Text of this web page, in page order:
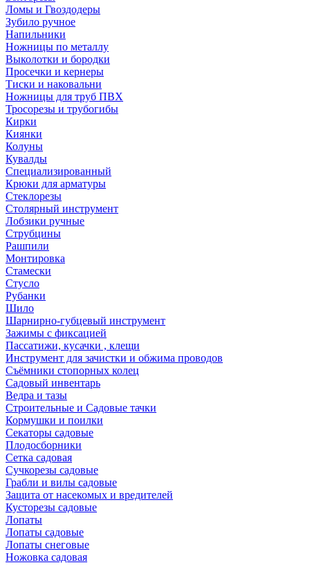
Ломы и Гвоздодеры
Зубило ручное
Напильники
Ножницы по металлу
Выколотки и бородки
Просечки и кернеры
Тиски и наковальни
Ножницы для труб ПВХ
Тросорезы и трубогибы
Кирки
Киянки
Колуны
Кувалды
Специализированный
Крюки для арматуры
Стеклорезы
Столярный инструмент
Лобзики ручные
Струбцины
Рашпили
Монтировка
Стамески
Стусло
Рубанки
Шило
Шарнирно-губцевый инструмент
Зажимы с фиксацией
Пассатижи, кусачки , клещи
Инструмент для зачистки и обжима проводов
Съёмники стопорных колец
Садовый инвентарь
Ведра и тазы
Строительные и Садовые тачки
Кормушки и поилки
Секаторы садовые
Плодосборники
Сетка садовая
Сучкорезы садовые
Грабли и вилы садовые
Защита от насекомых и вредителей
Кусторезы садовые
Лопаты
Лопаты садовые
Лопаты снеговые
Ножовка садовая